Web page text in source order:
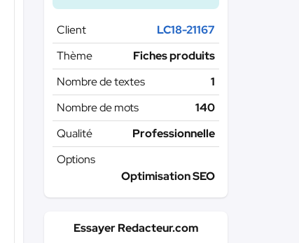
Client
LC18-21167
Thème
Fiches produits
Nombre de textes
1
Nombre de mots
140
Qualité
Professionnelle
Options
Optimisation SEO
Essayer Redacteur.com